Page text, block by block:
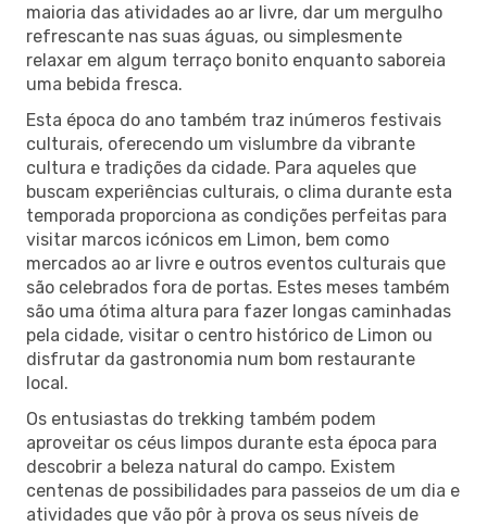
maioria das atividades ao ar livre, dar um mergulho
refrescante nas suas águas, ou simplesmente
relaxar em algum terraço bonito enquanto saboreia
uma bebida fresca.
Esta época do ano também traz inúmeros festivais
culturais, oferecendo um vislumbre da vibrante
cultura e tradições da cidade. Para aqueles que
buscam experiências culturais, o clima durante esta
temporada proporciona as condições perfeitas para
visitar marcos icónicos em Limon, bem como
mercados ao ar livre e outros eventos culturais que
são celebrados fora de portas. Estes meses também
são uma ótima altura para fazer longas caminhadas
pela cidade, visitar o centro histórico de Limon ou
disfrutar da gastronomia num bom restaurante
local.
Os entusiastas do trekking também podem
aproveitar os céus limpos durante esta época para
descobrir a beleza natural do campo. Existem
centenas de possibilidades para passeios de um dia e
atividades que vão pôr à prova os seus níveis de